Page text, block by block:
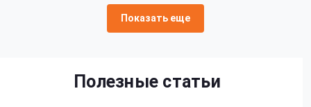
Показать еще
Полезные статьи